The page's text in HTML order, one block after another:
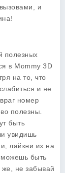
и
полезных
в Mommy 3D
на то, что
и не
номер
полезны.
быть
увидишь
лайкни их на
быть
не забывай